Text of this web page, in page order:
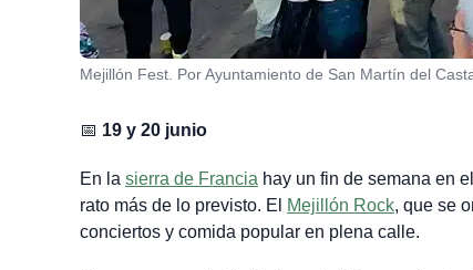
Mejillón Fest. Por Ayuntamiento de San Martín del
📅 19 y 20 junio
En la sierra de Francia hay un fin de semana en
rato más de lo previsto. El
Mejillón Rock, que se
conciertos y comida popular en plena calle.